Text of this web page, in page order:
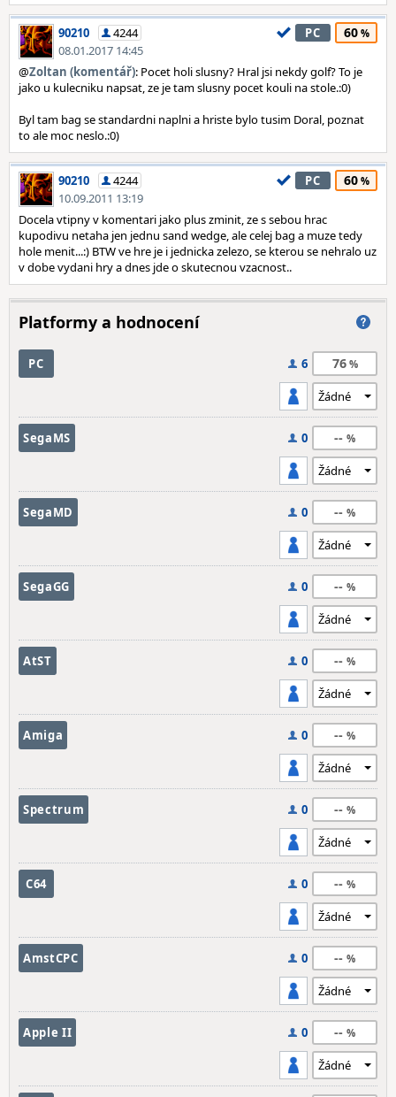
90210
4244
08.01.2017 14:45
PC 60
@Zoltan (komentář): Pocet holi slusny? Hral jsi nekdy golf? To je
jako u kulecniku napsat, ze je tam slusny pocet kouli na stole.:0)
Byl tam bag se standardni naplni a hriste bylo tusim Doral, poznat
to ale moc neslo.:0)
90210
4244
10.09.2011 13:19
PC 60
Docela vtipny v komentari jako plus zminit, ze s sebou hrac
kupodivu netaha jen jednu sand wedge, ale celej bag a muze tedy
hole menit...:) BTW ve hre je i jednicka zelezo, se kterou se nehralo uz
v dobe vydani hry a dnes jde o skutecnou vzacnost..
Platformy a hodnocení
PC 6 76
SegaMS 0 --
SegaMD 0 --
SegaGG 0 --
AtST 0 --
Amiga 0 --
Spectrum 0 --
C64 0 --
AmstCPC 0 --
Apple II 0 --